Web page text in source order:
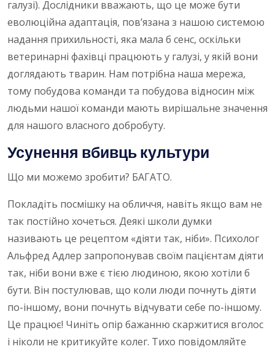
галузі). Дослідники вважають, що це може бути
еволюційна адаптація, пов’язана з нашою системою
надання прихильності, яка мала б сенс, оскільки
ветеринарні фахівці працюють у галузі, у якій вони
доглядають тварин. Нам потрібна наша мережа,
тому побудова команди та побудова відносин між
людьми нашої команди мають вирішальне значення
для нашого власного добробуту.
Усунення вбивць культури
Що ми можемо зробити? БАГАТО.
Покладіть посмішку на обличчя, навіть якщо вам не
так постійно хочеться. Деякі школи думки
називають це рецептом «діяти так, ніби». Психолог
Альфред Адлер запропонував своїм пацієнтам діяти
так, ніби вони вже є тією людиною, якою хотіли б
бути. Він постулював, що коли люди почнуть діяти
по-іншому, вони почнуть відчувати себе по-іншому.
Це працює! Чиніть опір бажанню скаржитися вголос
і ніколи не критикуйте колег. Тихо повідомляйте